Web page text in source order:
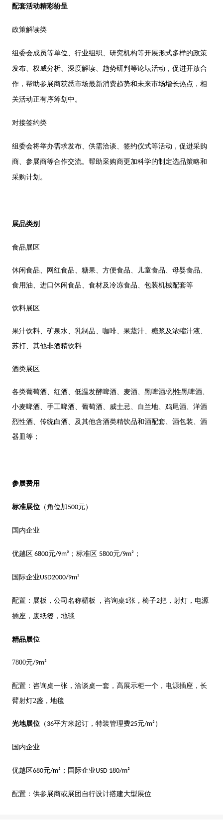
配套活动精彩纷呈
政策解读类
组委会成员等单位、行业组织、研究机构等开展形式多样的政策
发布、权威分析、深度解读、趋势研判等论坛活动，促进开放合
作，帮助参展商获悉市场最新消费趋势和未来市场增长热点，相
关活动正有序筹划中。
对接签约类
组委会将举办需求发布、供需洽谈、签约仪式等活动，促进采购
商、参展商等合作交流。帮助采购商更加科学的制定选品策略和
采购计划。
展品类别
食品展区
休闲食品、网红食品、糖果、方便食品、儿童食品、母婴食品、
食用油、进口休闲食品、食材及冷冻食品、包装机械配套等
饮料展区
果汁饮料、矿泉水、 乳制品、 咖啡、果蔬汁、糖浆及浓缩汁液、
苏打、其他非酒精饮料
酒类展区
各类葡萄酒、红酒、低温发酵啤酒、麦酒、黑啤酒/烈性黑啤酒、
小麦啤酒、手工啤酒、葡萄酒、威士忌、白兰地、鸡尾酒、洋酒
烈性酒、传统白酒、及其他含酒类精饮品和酒配套、酒包装、酒
器皿等；
参展费用
标准展位 （角位加500元）
国内企业
优越区 6800元/9m² ；标准区 5800元/9m² ；
国际企业USD2000/9m²
配置：展板，公司名称楣板 ，咨询桌1张，椅子2把，射灯，电源
插座，废纸篓，地毯
精品展位
7800元/9m²
配置：咨询桌一张，洽谈桌一套，高展示柜一个，电源插座，长
臂射灯2盏，地毯
光地展位 （ 36平方米起订，特装管理费25元/m² ）
国内企业
优越区680元/m² ；国际企业USD 180/m²
配置：供参展商或展团自行设计搭建大型展位